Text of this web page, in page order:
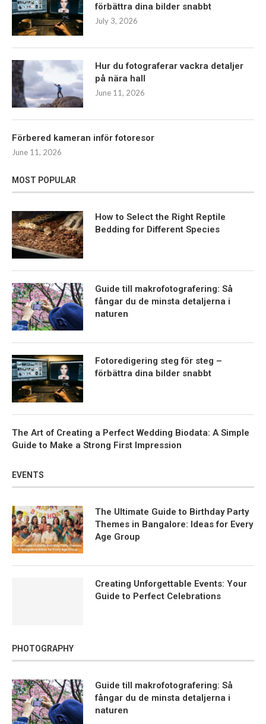
förbättra dina bilder snabbt
July 3, 2026
Hur du fotograferar vackra detaljer
på nära hall
June 11, 2026
Förbered kameran inför fotoresor
June 11, 2026
MOST POPULAR
How to Select the Right Reptile
Bedding for Different Species
Guide till makrofotografering: Så
fångar du de minsta detaljerna i
naturen
Fotoredigering steg för steg –
förbättra dina bilder snabbt
The Art of Creating a Perfect Wedding Biodata: A Simple
Guide to Make a Strong First Impression
EVENTS
The Ultimate Guide to Birthday Party
Themes in Bangalore: Ideas for Every
Age Group
Creating Unforgettable Events: Your
Guide to Perfect Celebrations
PHOTOGRAPHY
Guide till makrofotografering: Så
fångar du de minsta detaljerna i
naturen